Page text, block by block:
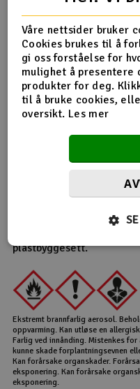
Produktinfo Tips
gjennomsiktige lexan-
inneholder 100ml med
Lakker alltid karosseriet
30cm fra overflaten.
lakken tåler olje og fuel,
plastbyggesett.
Ekstremt brannfarlig aerosol.
oppvarming. Kan utløse en
Farlig ved innånding. Mistenkes
kunne skade forplantningsevnen
Kan forårsake organskader.
eksponering. Kan forårsake
eksponering.
Våre nettsider bruker
Cookies brukes til å
gi oss forståelse for
mulighet å presentere
produkter for deg.
til å bruke cookies,
oversikt. Les mer